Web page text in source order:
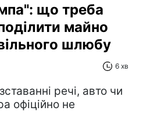
що треба
майно
шлюбу
6 хв
речі, авто чи
офіційно не